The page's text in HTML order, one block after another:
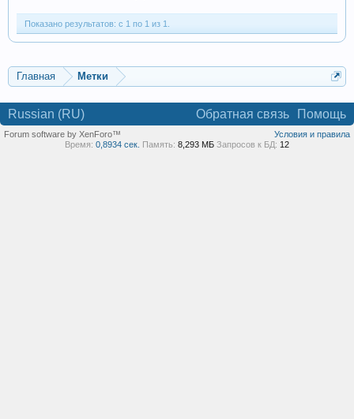
Показано результатов: с 1 по 1 из 1.
Главная Метки
Russian (RU) Обратная связь Помощь
Условия и правила
Forum software by XenForo™
Время: 0,8934 сек. Память: 8,293 МБ Запросов к БД: 12